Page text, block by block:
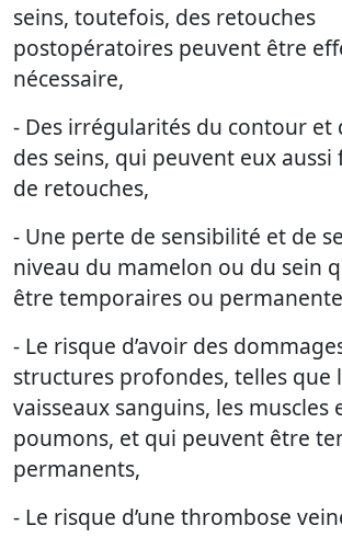
seins, toutefois, des retouches
postopératoires peuvent être
nécessaire,
- Des irrégularités du contour et
des seins, qui peuvent eux aussi
de retouches,
- Une perte de sensibilité et de
niveau du mamelon ou du sein
être temporaires ou
- Le risque d’avoir des
structures profondes, telles que
vaisseaux sanguins, les muscles
poumons, et qui peuvent être
permanents,
- Le risque d’une thrombose